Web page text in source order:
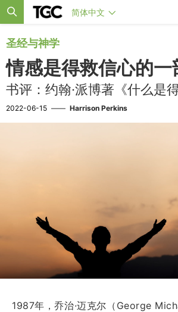
简体中文
圣经与神学
情感是得救信心的一
书评：约翰·派博著《什么是
2022-06-15 —— Harrison Perkins
1987年，乔治·迈克尔（George